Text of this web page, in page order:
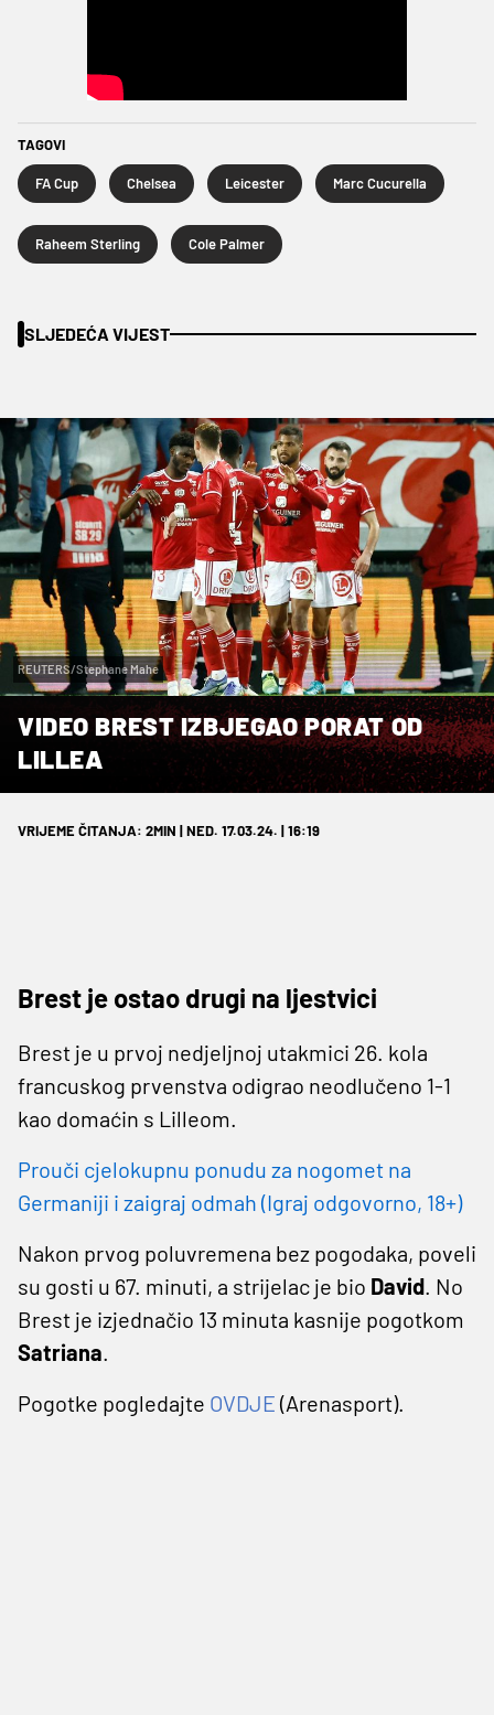
TAGOVI
FA Cup Chelsea Leicester Marc Cucurella
Raheem Sterling Cole Palmer
SLJEDEĆA VIJEST
REUTERS/Stephane Mahe
VIDEO BREST IZBJEGAO PORAT OD
LILLEA
VRIJEME ČITANJA: 2MIN | NED. 17.03.24. | 16:19
Brest je ostao drugi na ljestvici
Brest je u prvoj nedjeljnoj utakmici 26. kola
francuskog prvenstva odigrao neodlučeno 1-1
kao domaćin s Lilleom.
Prouči cjelokupnu ponudu za nogomet na
Germaniji i zaigraj odmah (Igraj odgovorno, 18+)
Nakon prvog poluvremena bez pogodaka, poveli
su gosti u 67. minuti, a strijelac je bio David . No
Brest je izjednačio 13 minuta kasnije pogotkom
Satriana
Pogotke pogledajte OVDJE (Arenasport).